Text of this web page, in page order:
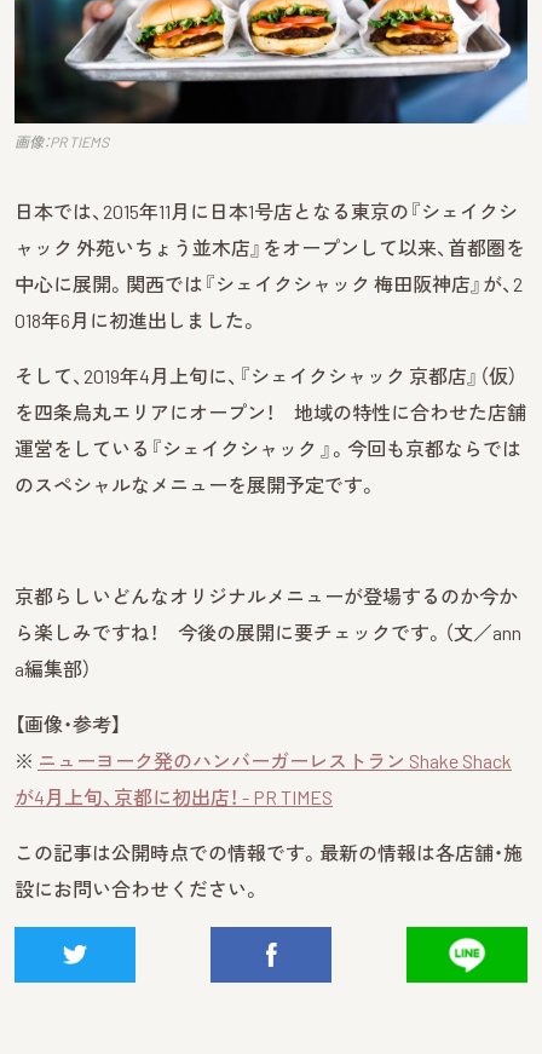
画像：PR TIEMS
日本では、2015年11月に日本1号店となる東京の『シェイクシ
ャック 外苑いちょう並木店』をオープンして以来、首都圏を
中心に展開。関西では『シェイクシャック 梅田阪神店』が、2
018年6月に初進出しました。
そして、2019年4月上旬に、『シェイクシャック 京都店』（仮）
を四条烏丸エリアにオープン！ 地域の特性に合わせた店舗
運営をしている『シェイクシャック 』。今回も京都ならでは
のスペシャルなメニューを展開予定です。
京都らしいどんなオリジナルメニューが登場するのか今か
ら楽しみですね！ 今後の展開に要チェックです。（文／ann
a編集部）
【画像・参考】
※ ニューヨーク発のハンバーガーレストラン Shake Shack
が4月上旬、京都に初出店！ - PR TIMES
この記事は公開時点での情報です。最新の情報は各店舗・施
設にお問い合わせください。